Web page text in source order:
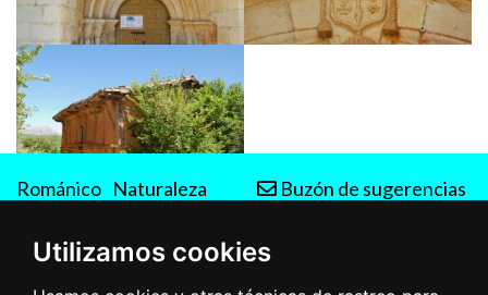
Utilizamos cookies
Románico Naturaleza
Buzón de sugerencias